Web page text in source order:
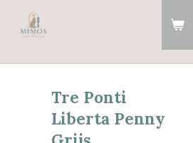
Tre Ponti
Liberta Penny